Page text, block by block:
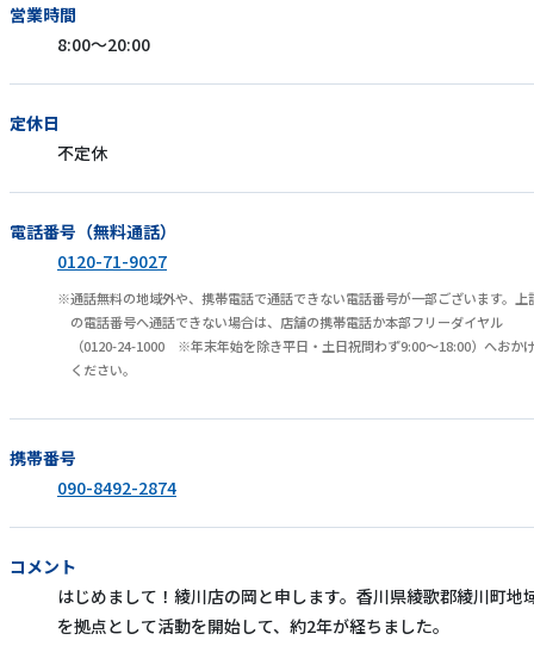
営業時間
8:00〜20:00
定休日
不定休
電話番号（無料通話）
0120-71-9027
通話無料の地域外や、携帯電話で通話できない電話番号が一部ございます。上
の電話番号へ通話できない場合は、店舗の携帯電話か本部フリーダイヤル
（0120-24-1000 ※年末年始を除き平日・土日祝問わず9:00～18:00）へおか
ください。
携帯番号
090-8492-2874
コメント
はじめまして！綾川店の岡と申します。香川県綾歌郡綾川町地
を拠点として活動を開始して、約2年が経ちました。